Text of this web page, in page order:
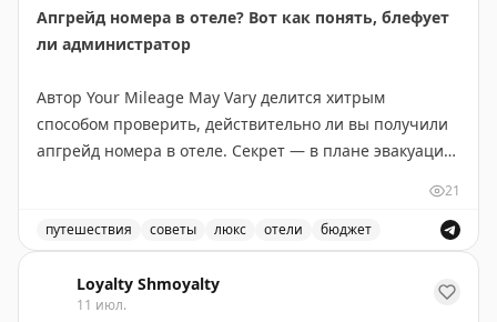
Апгрейд номера в отеле? Вот как понять, блефует
ли администратор
Автор Your Mileage May Vary делится хитрым
способом проверить, действительно ли вы получили
апгрейд номера в отеле. Секрет — в плане эвакуации
позволяет увидеть, где ваш номер находится в
иерархии отеля. В бюджетных отелях (Hyatt Place,
Hampton Inn) апгрейд часто означает всего лишь
несколько дополнительных футов площади или более
21
путешествия советы люкс отели бюджет
Loyalty Shmoyalty
11 июл.